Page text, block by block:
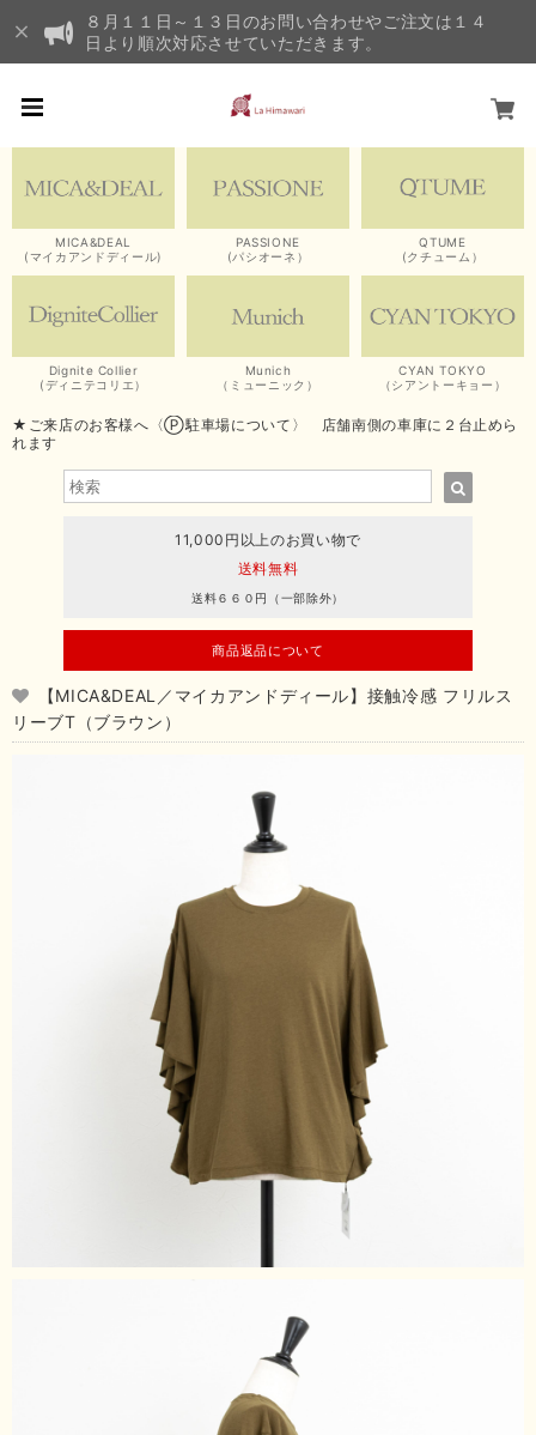
８月１１日～１３日のお問い合わせやご注文は１４
日より順次対応させていただきます。
MICA&DEAL
(マイカアンドディール)
PASSIONE
(パシオーネ）
QTUME
(クチューム）
Dignite Collier
(ディニテコリエ）
Munich
（ミューニック）
CYAN TOKYO
（シアントーキョー）
★ご来店のお客様へ〈Ⓟ駐車場について〉 店舗南側の車庫に２台止めら
れます
11,000円以上のお買い物で
送料無料
送料６６０円（一部除外）
商品返品について
【MICA&DEAL／マイカアンドディール】接触冷感 フリルス
リーブT（ブラウン）